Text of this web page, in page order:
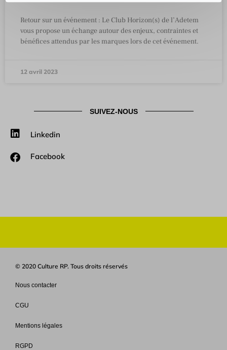
Retour sur un événement : Le Club Horizon(s) de l’Adetem
vous propose un échange autour des enjeux, contraintes et
bénéfices attendus par les marques lors de cet événement.
12 avril 2023
SUIVEZ-NOUS
Linkedin
Facebook
© 2020 Culture RP. Tous droits réservés
Nous contacter
CGU
Mentions légales
RGPD